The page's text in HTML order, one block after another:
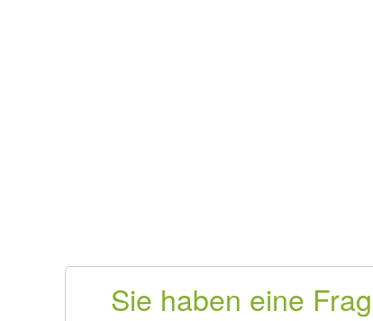
Sie haben eine